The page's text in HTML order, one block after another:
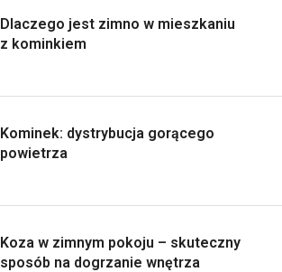
Dlaczego jest zimno w mieszkaniu
z kominkiem
Kominek: dystrybucja gorącego
powietrza
Koza w zimnym pokoju – skuteczny
sposób na dogrzanie wnętrza